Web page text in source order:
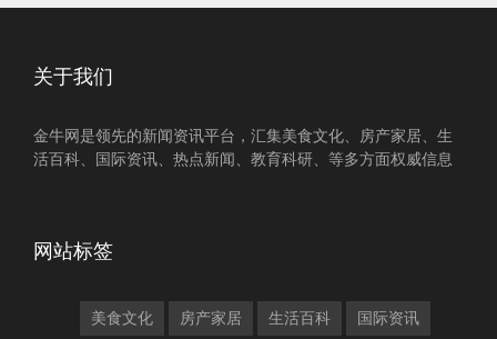
关于我们
金牛网是领先的新闻资讯平台，汇集美食文化、房产家居、生
活百科、国际资讯、热点新闻、教育科研、等多方面权威信息
网站标签
美食文化 房产家居 生活百科 国际资讯